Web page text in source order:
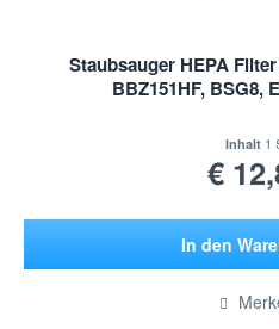
Staubsauger HEPA
BBZ151HF, BSG8,
Inhalt 1
€
In den